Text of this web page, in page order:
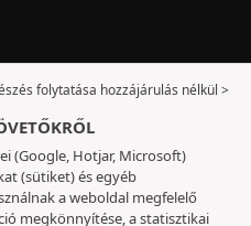
folytatása hozzájárulás nélkül >
(Google, Hotjar, Microsoft)
(sütiket) és egyéb
a weboldal megfelelő
megkönnyítése, a statisztikai